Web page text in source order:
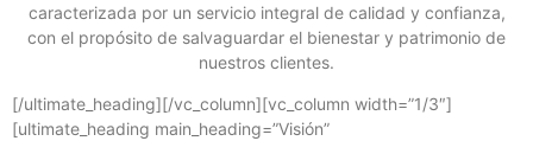
caracterizada por un servicio integral de calidad y confianza,
con el propósito de salvaguardar el bienestar y patrimonio de
nuestros clientes.
[/ultimate_heading][/vc_column][vc_column width=”1/3″]
[ultimate_heading main_heading=”Visión”